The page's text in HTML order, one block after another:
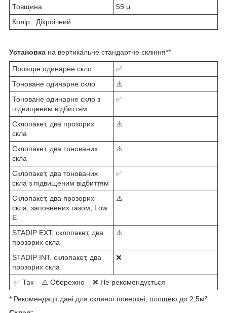
Товщина
55 μ
Колір : Діхроічний
Установка на вертикальне стандартне скління**
Прозоре одинарне скло
✅
Тоноване одинарне скло
⚠️
Тоноване одинарне скло з
підвищеним відбиттям
✅
Склопакет, два прозорих
скла
⚠️
Склопакет, два тонованих
скла
⚠️
Склопакет, два тонованих
скла з підвищеним відбиттям
✅
Склопакет, два прозорих
скла, заповнених газом, Low
E
⚠️
STADIP EXT. склопакет, два
прозорих скла
⚠️
STADIP INT. склопакет, два
прозорих скла
❌
✅ Так ⚠️ Обережно ❌ Не рекомендується
* Рекомендації дані для скляної поверхні, площею до 2,5м²